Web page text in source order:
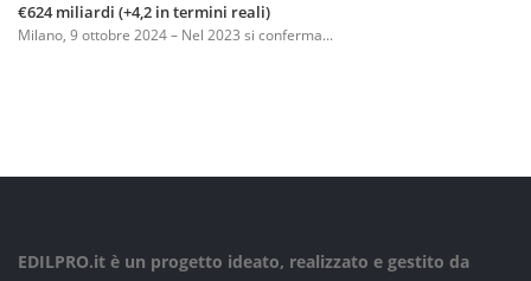
€624 miliardi (+4,2 in termini reali)
Milano, 9 ottobre 2024 – Nel 2023 si conferma...
EDILPRO.it è un progetto ideato, realizzato e gestito da